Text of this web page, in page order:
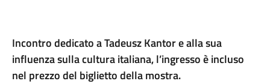
Incontro dedicato a Tadeusz Kantor e alla sua
influenza sulla cultura italiana, l’ingresso è incluso
nel prezzo del biglietto della mostra.